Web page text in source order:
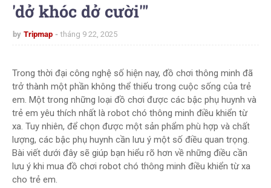
'dở khóc dở cười'"
by Tripmap tháng 9 22, 2025
Trong thời đại công nghệ số hiện nay, đồ chơi thông minh đã
trở thành một phần không thể thiếu trong cuộc sống của trẻ
em. Một trong những loại đồ chơi được các bậc phụ huynh và
trẻ em yêu thích nhất là robot chó thông minh điều khiển từ
xa. Tuy nhiên, để chọn được một sản phẩm phù hợp và chất
lượng, các bậc phụ huynh cần lưu ý một số điều quan trọng.
Bài viết dưới đây sẽ giúp bạn hiểu rõ hơn về những điều cần
lưu ý khi mua đồ chơi robot chó thông minh điều khiển từ xa
cho trẻ em.